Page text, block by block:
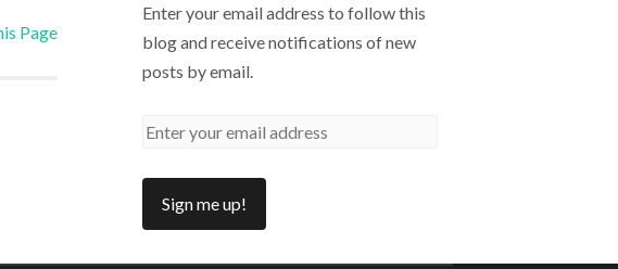
Page
Enter your email address to follow this
blog and receive notifications of new
posts by email.